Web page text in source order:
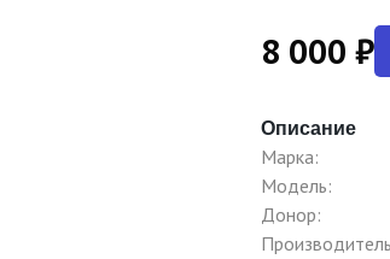
8 000 ₽
Описание
Марка:
Модель:
Донор: